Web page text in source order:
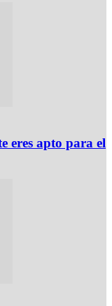
eres apto para el